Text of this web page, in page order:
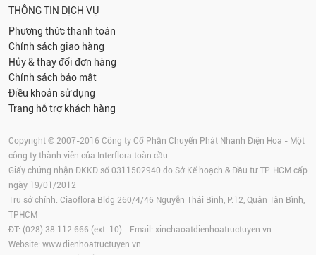
THÔNG TIN DỊCH VỤ
Phương thức thanh toán
Chính sách giao hàng
Hủy & thay đổi đơn hàng
Chính sách bảo mật
Điều khoản sử dụng
Trang hỗ trợ khách hàng
Copyright © 2007-2016 Công ty Cổ Phần Chuyển Phát Nhanh Điện Hoa - Một
công ty thành viên của Interflora toàn cầu
Giấy chứng nhận ĐKKD số 0311502940 do Sở Kế hoạch & Đầu tư TP. HCM cấp
ngày 19/01/2012
Trụ sở chính: Ciaoflora Bldg 260/4/46 Nguyễn Thái Bình, P.12, Quận Tân Bình,
TPHCM
ĐT: (028) 38.112.666 (ext. 10) - Email: xinchaoatdienhoatructuyen.vn -
Website: www.dienhoatructuyen.vn